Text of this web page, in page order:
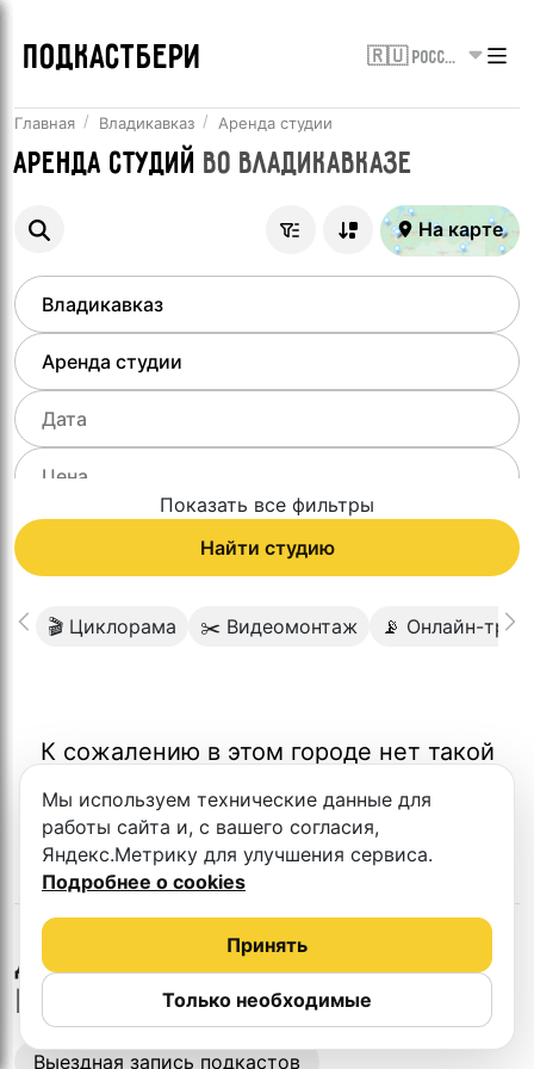
ПОДКАСТБЕРИ 🇷🇺 Россия
Главная Владикавказ Аренда студии
Аренда студий во Владикавказе
На карте
Показать все фильтры
Найти студию
🎬 Циклорама ✂️ Видеомонтаж 📡 Онлайн-
К сожалению в этом городе нет такой
Другие студии во
Владикавказе
Выездная запись подкастов
Мы используем технические данные для
работы сайта и, с вашего согласия,
Яндекс.Метрику для улучшения сервиса.
Подробнее о cookies
Только необходимые
Принять